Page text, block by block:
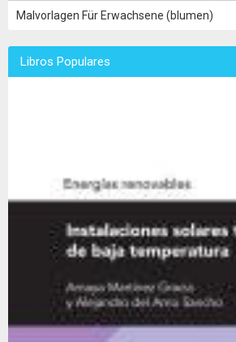
Malvorlagen Für Erwachsene (blumen)
Libros Populares